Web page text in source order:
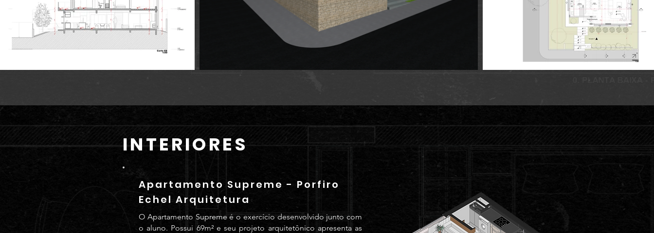
INTERIORES
Apartamento Supreme - Porfiro
Echel Arquitetura
O Apartamento Supreme é o exercício desenvolvido junto com
o aluno. Possui 69m² e seu projeto arquitetônico apresenta as